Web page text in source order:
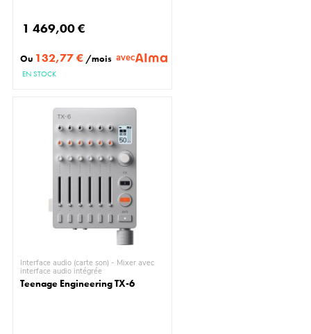
1 469,00 €
Ou 132,77 € /mois avec
EN STOCK
Interface audio (carte son) - Mixer avec
interface audio intégrée
Teenage Engineering TX-6